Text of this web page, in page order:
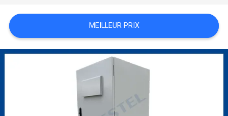
PLAN
DU
SITE
MEILLEUR PRIX